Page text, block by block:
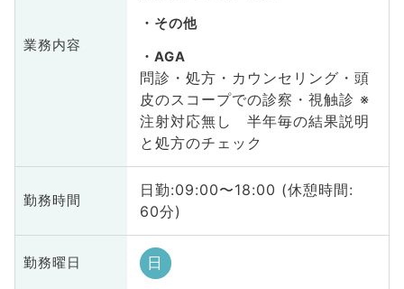
業務内容
その他
AGA
問診・処方・カウンセリング・頭
皮のスコープでの診察・視触診 ※
注射対応無し 半年毎の結果説明
と処方のチェック
勤務時間
日勤:09:00〜18:00 (休憩時間:
60分)
勤務曜日 日